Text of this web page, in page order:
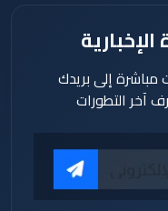
مباشرة إلى بريدك
آخر التطورات